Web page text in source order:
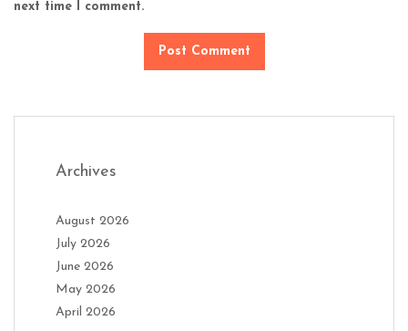
next time I comment.
Archives
August 2026
July 2026
June 2026
May 2026
April 2026